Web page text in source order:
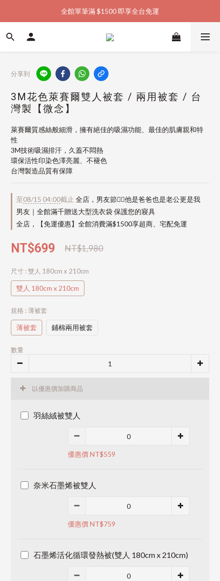
加入會員購物金  馬上領  馬上折
全館單筆滿 $1500 即享全台免運
加入會員購物金  馬上領  馬上折
分享到
3M花色萊賽爾雙人被套 / 兩用被套 / 台
灣製【微念】
萊賽爾質感絲般細滑，擁有絕佳的吸濕功能、最佳的肌膚親和特
性
3M技術吸濕排汗，久蓋不悶熱
環保活性印染色澤亮麗、不褪色
台灣製造品質有保障
至08/15 04:00截止 全店，男友節👱‍♂️他是爸爸也是老公更是我
男友｜全館滿千贈送大型洗衣袋 保護您的寢具
全店，【免運優惠】全館消費滿$1500享超商、宅配免運
NT$1,980
NT$699
尺寸 : 雙人 180cm x 210cm
雙人 180cm x 210cm
規格 : 薄被套
薄被套 鋪棉兩用被套
數量
以優惠價加購商品
羽絲絨被雙人
優惠價 NT$559
奈米石墨烯被雙人
優惠價 NT$759
石墨烯活化循環發熱被(雙人 180cm x 210cm)